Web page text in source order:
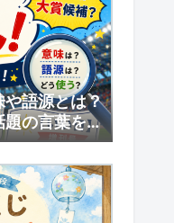
語源とは？
の言葉を調
刊号